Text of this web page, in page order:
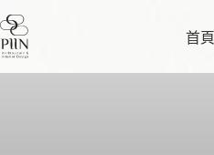
跳
至
主
要
首頁